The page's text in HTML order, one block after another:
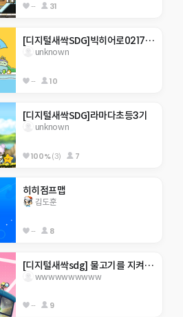
-- 31
[디지털새싹SDG]빅히어로0217 한라대 재미있는 게임맵  . ..을 깰수있을거라 생각하나
unknown
-- 10
[디지털새싹SDG]라마다초등3기
unknown
100%(3) 7
히히점프맵
김도훈
-- 8
[디지털새싹sdg] 물고기를 지켜주새오 ㅎㅎ
wwwwwwwwww
-- 9